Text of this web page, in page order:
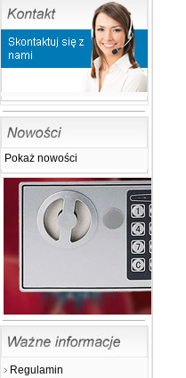
3.00 zł
MicroSwitch 6x6mm h 5.0mm
(1.0mm) 3szt/ listwę
Pokaż nowości
Regulamin